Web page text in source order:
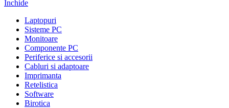
Inchide
Laptopuri
Sisteme PC
Monitoare
Componente PC
Periferice si accesorii
Cabluri si adaptoare
Imprimanta
Retelistica
Software
Birotica